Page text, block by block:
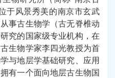
于风景秀美的南京市玄武
事古生物学（古无脊椎动
究的国家级专业机构，在
生物学家李四光教授为首
与地层学基础研究、应用
有一个面向地层古生物国